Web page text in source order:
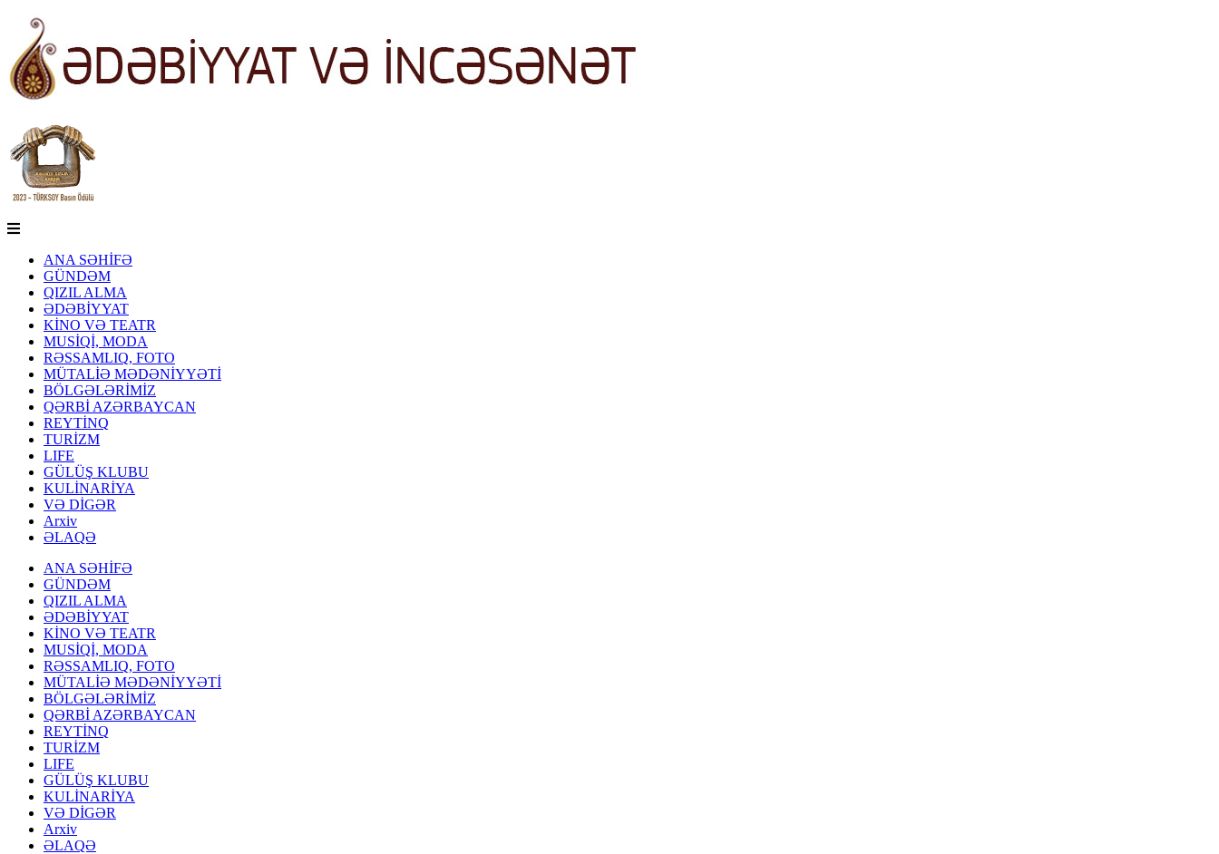
ANA SƏHİFƏ
GÜNDƏM
QIZIL ALMA
ƏDƏBİYYAT
KİNO VƏ TEATR
MUSİQİ, MODA
RƏSSAMLIQ, FOTO
MÜTALİƏ MƏDƏNİYYƏTİ
BÖLGƏLƏRİMİZ
QƏRBİ AZƏRBAYCAN
REYTİNQ
TURİZM
LIFE
GÜLÜŞ KLUBU
KULİNARİYA
VƏ DİGƏR
Arxiv
ƏLAQƏ
ANA SƏHİFƏ
GÜNDƏM
QIZIL ALMA
ƏDƏBİYYAT
KİNO VƏ TEATR
MUSİQİ, MODA
RƏSSAMLIQ, FOTO
MÜTALİƏ MƏDƏNİYYƏTİ
BÖLGƏLƏRİMİZ
QƏRBİ AZƏRBAYCAN
REYTİNQ
TURİZM
LIFE
GÜLÜŞ KLUBU
KULİNARİYA
VƏ DİGƏR
Arxiv
ƏLAQƏ